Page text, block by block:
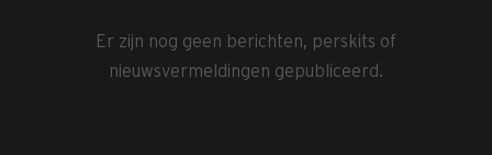
Er zijn nog geen berichten, perskits of
nieuwsvermeldingen gepubliceerd.